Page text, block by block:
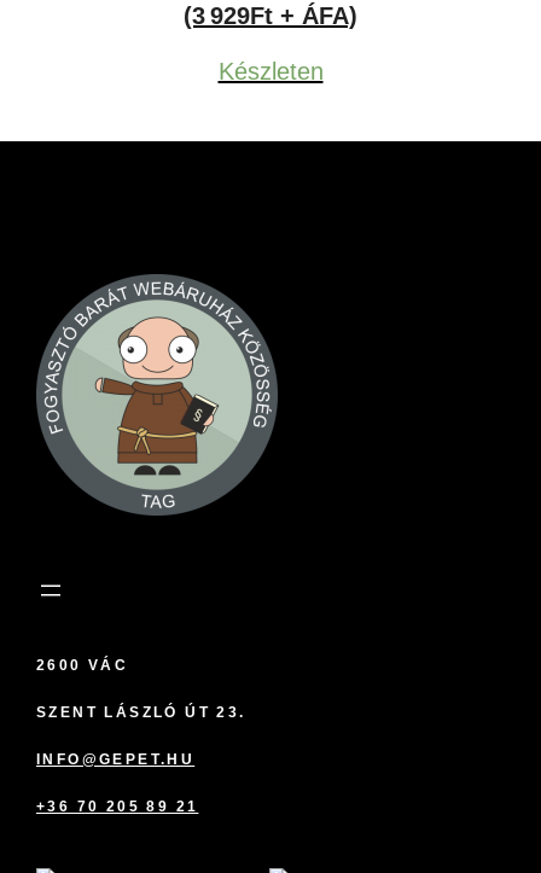
(3 929Ft + ÁFA)
Készleten
2600 VÁC
SZENT LÁSZLÓ ÚT 23.
INFO@GEPET.HU
+36 70 205 89 21